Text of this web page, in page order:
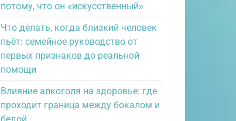
потому, что он «искусственный»
Что делать, когда близкий человек
пьёт: семейное руководство от
первых признаков до реальной
помощи
Влияние алкоголя на здоровье: где
проходит граница между бокалом и